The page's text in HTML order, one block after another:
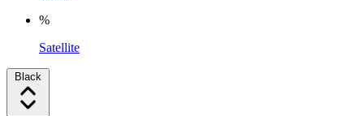
%
Satellite
Black